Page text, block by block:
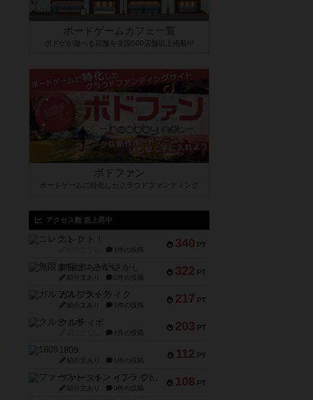
ボードゲームカフェ一覧
ボドゲが遊べる店舗を全国500店舗以上掲載中
ボドファン
ボードゲームに特化したクラウドファンディング
アクセス数 急上昇中
340 PT
コレクト！
1件の投稿
322 PT
無限まちがいさがし
紹介文あり 2件の投稿
217 PT
ガルフストライク
紹介文あり 1件の投稿
203 PT
クルティボ
1件の投稿
112 PT
1809
紹介文あり 1件の投稿
108 PT
ファースト・イン・フライト
紹介文あり 3件の投稿